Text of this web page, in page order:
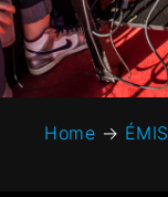
Home →